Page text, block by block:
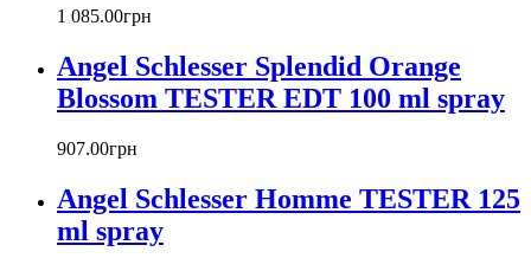
Bond № 9
Boucheron
Bourjois
Britney Spears
Bruno Banani
Bvlgari
Byblos
Byredo
1 085.00грн
Angel Schlesser Splendid Orange
Blossom TESTER EDT 100 ml spray
907.00грн
Angel Schlesser Homme TESTER 125
ml spray